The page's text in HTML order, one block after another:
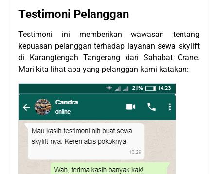
Testimoni Pelanggan
Testimoni ini memberikan wawasan tentang
kepuasan pelanggan terhadap layanan sewa skylift
di Karangtengah Tangerang dari Sahabat Crane.
Mari kita lihat apa yang pelanggan kami katakan: